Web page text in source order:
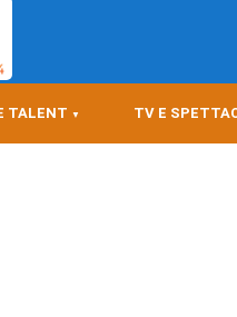
TALENT TV E